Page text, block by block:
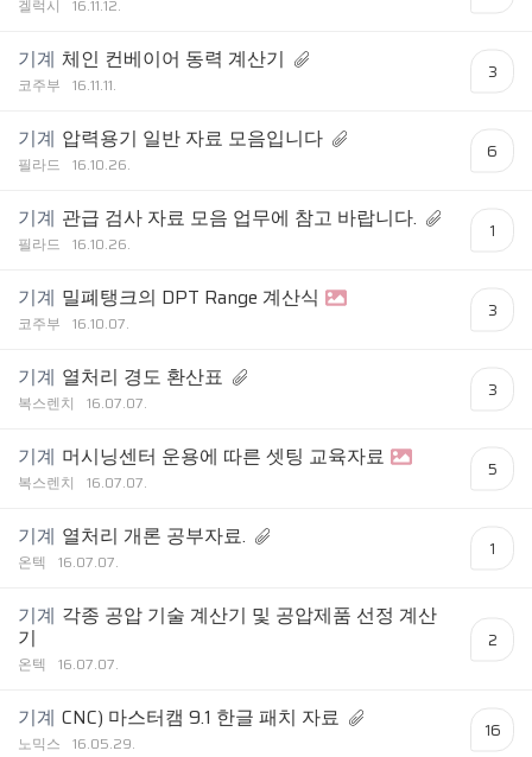
겔럭시 16.11.12.
기계 체인 컨베이어 동력 계산기
코주부 16.11.11.
3
기계 압력용기 일반 자료 모음입니다
필라드 16.10.26.
6
기계 관급 검사 자료 모음 업무에 참고 바랍니다.
필라드 16.10.26.
1
기계 밀폐탱크의 DPT Range 계산식
코주부 16.10.07.
3
기계 열처리 경도 환산표
복스렌치 16.07.07.
3
기계 머시닝센터 운용에 따른 셋팅 교육자료
복스렌치 16.07.07.
5
기계 열처리 개론 공부자료.
온텍 16.07.07.
1
기계 각종 공압 기술 계산기 및 공압제품 선정 계산
기
온텍 16.07.07.
2
기계 CNC) 마스터캠 9.1 한글 패치 자료
노믹스 16.05.29.
16